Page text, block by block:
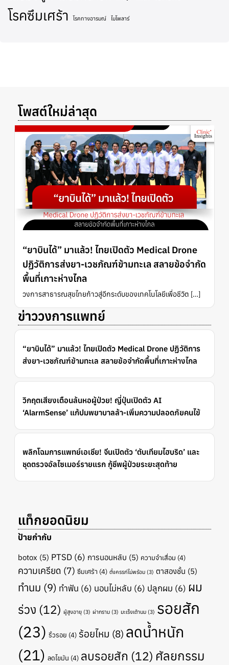
โรคซึมเศร้า โรคทางอารมณ์ ไบโพลาร์
โพสต์ใหม่ล่าสุด
“ยาบินได้” มาแล้ว! ไทยเปิดตัว Medical Drone
ปฏิวัติการส่งยา-เวชภัณฑ์ข้ามทะเล สลายข้อจำกัด
พื้นที่เกาะห่างไกล
วงการสาธารณสุขไทยก้าวสู่อีกระดับของเทคโนโลยีเพื่อชีวิต […]
ข่าววงการแพทย์
“ยาบินได้” มาแล้ว! ไทยเปิดตัว Medical Drone ปฏิวัติการ
ส่งยา-เวชภัณฑ์ข้ามทะเล สลายข้อจำกัดพื้นที่เกาะห่างไกล
วิกฤตเสียงเตือนล้นหอผู้ป่วย! ญี่ปุ่นเปิดตัว AI
‘AlarmSense’ แก้ปมพยาบาลล้า-เพิ่มความปลอดภัยคนไข้
พลิกโฉมการแพทย์เอเชีย! จีนเปิดตัว ‘ตับเทียมไฮบริด’ และ
ชุดตรวจอัลไซเมอร์รายแรก กู้ชีพผู้ป่วยระยะสุดท้าย
แท็กยอดนิยม
ป้ายกำกับ
botox (5) PTSD (6) การนอนหลับ (5) ความจำเสื่อม (4)
ความเครียด (7) ซึมเศร้า (4) ตั้งครรภ์ไม่พร้อม (3) ตาสองชั้น (5)
ทำนม (9) ทำฟัน (6) นอนไม่หลับ (6) ปลูกผม (6) ผม
ร่วง (12) ผู้สูงอายุ (3) ผ่ากราม (3) มะเร็งเต้านม (3) รอยสัก
(23) ริ้วรอย (4) ร้อยไหม (8) ลดน้ำหนัก
(21) ลดไขมัน (4) ลบรอยสัก (12) ศัลยกรรม